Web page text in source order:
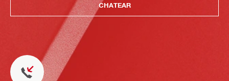
CHATEAR